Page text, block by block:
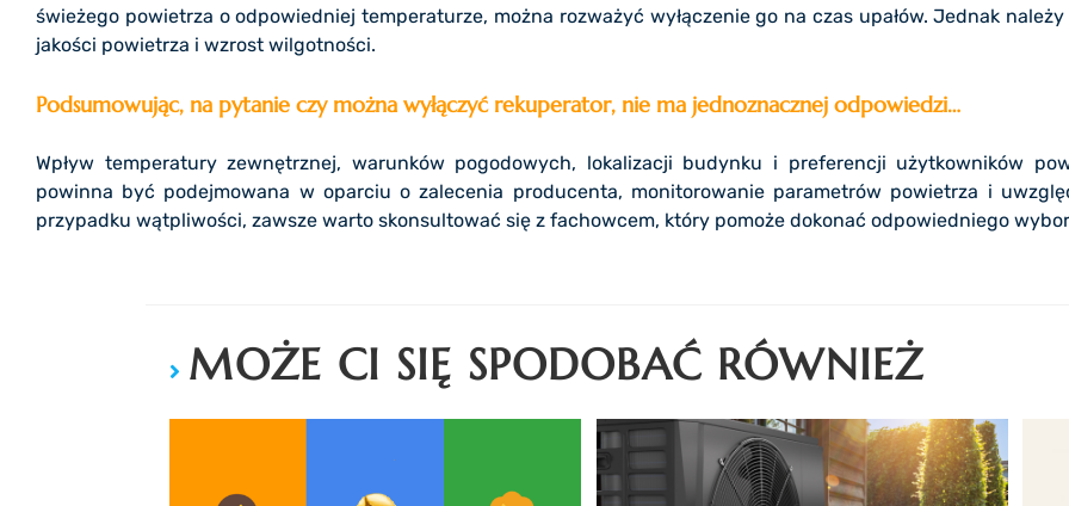
świeżego powietrza o odpowiedniej temperaturze, można rozważyć wyłączenie go na czas upałów. Jednak
jakości powietrza i wzrost wilgotności.
Podsumowując, na pytanie czy można wyłączyć rekuperator, nie ma jednoznacznej odpowiedzi…
Wpływ temperatury zewnętrznej, warunków pogodowych, lokalizacji budynku i preferencji użytkowników
powinna być podejmowana w oparciu o zalecenia producenta, monitorowanie parametrów powietrza i
przypadku wątpliwości, zawsze warto skonsultować się z fachowcem, który pomoże dokonać odpowiedniego
MOŻE CI SIĘ SPODOBAĆ RÓWNIEŻ